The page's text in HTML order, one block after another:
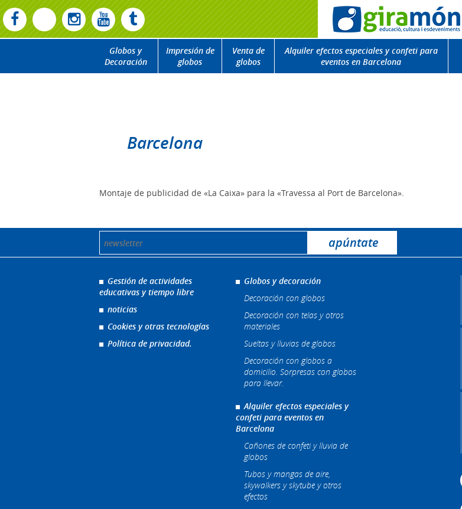
Globos y
Decoración
Impresión de
globos
Venta de
globos
Alquiler efectos especiales y confeti para
eventos en Barcelona
Barcelona
Montaje de publicidad de «La Caixa» para la «Travessa al Port de Barcelona».
Gestión de actividades
educativas y tiempo libre
noticias
Cookies y otras tecnologías
Política de privacidad.
Globos y decoración
Decoración con globos
Decoración con telas y otros
materiales
Sueltas y lluvias de globos
Decoración con globos a
domicilio. Sorpresas con globos
para llevar.
Alquiler efectos especiales y
confeti para eventos en
Barcelona
Cañones de confeti y lluvia de
globos
Tubos y mangas de aire,
skywalkers y skytube y otros
efectos